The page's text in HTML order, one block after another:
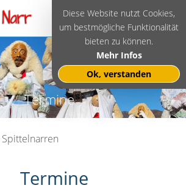
Termine
Termine
Diese Website nutzt Cookies,
um bestmögliche Funktionalität
bieten zu können.
Mehr Infos
Ok, verstanden